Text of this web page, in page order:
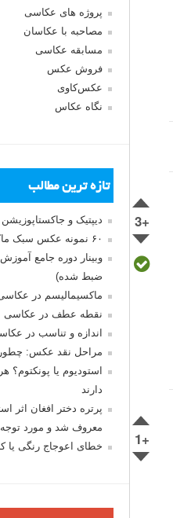
+3
+1
پروژه های عکاسی
مصاحبه با عکاسان
مسابقه عکاسی
فروش عکس
عکس‌کاوی
نگاه عکاس
تازه ترین مطالب
دیپتیک و
۶۰ نمونه عکس سبک ماکسیمالیسم
وبینار دوره جامع
ضبط شده)
ماکسیمالیسم در
نقطه عطف در عکاسی
اندازه و تناسب در
مراحل نقد عکس:
استودیوم یا
دارند
پرتره دختر افغان اثر
معروف شد و مورد
خطای اعوجاج رنگی یا